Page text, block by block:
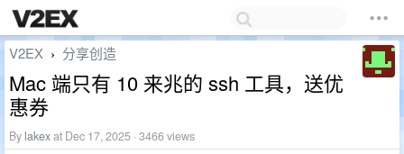
V2EX › 分享创造
Mac 端只有 10 来兆的 ssh 工具，送优
惠券
By lakexat Dec 17, 2025 · 3466 views